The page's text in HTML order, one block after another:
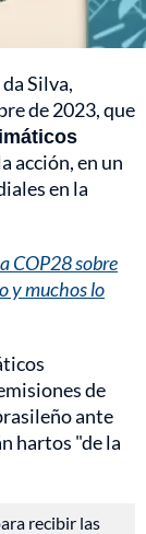
Silva,
de 2023, que
acción, en un
en la
COP28 sobre
y muchos lo
de
ante
hartos "de la
recibir las